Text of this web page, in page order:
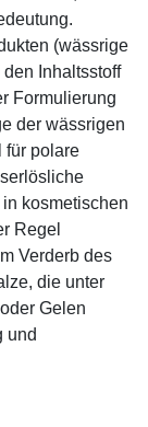
(wässrige
Inhaltsstoff
Formulierung
der wässrigen
für polare
kosmetischen
Regel
Verderb des
die unter
Gelen
und